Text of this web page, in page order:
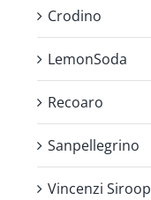
Crodino
LemonSoda
Recoaro
Sanpellegrino
Vincenzi Siroop